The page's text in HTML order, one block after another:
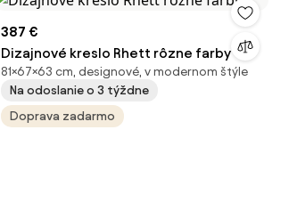
387 €
Dizajnové kreslo Rhett rôzne farby
81×67×63 cm, designové, v modernom štýle
Na odoslanie o 3 týždne
Doprava zadarmo